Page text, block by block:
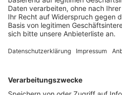
Polizei.
Veröffentlicht:Mittwoch,